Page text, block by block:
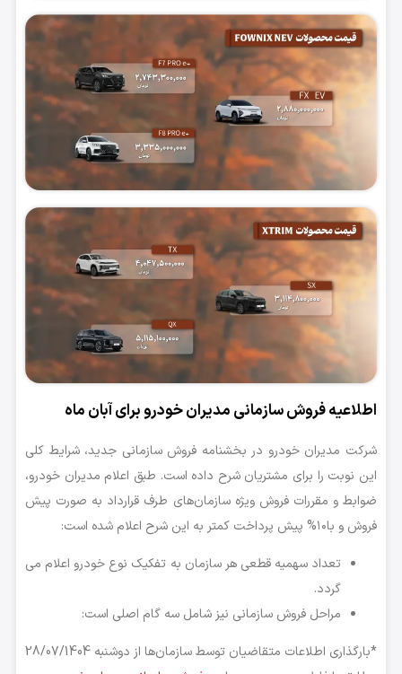
اطلاعیه فروش سازمانی مدیران خودرو برای آبان ماه
شرکت مدیران خودرو در بخشنامه فروش سازمانی جدید، شرایط کلی
این نوبت را برای مشتریان شرح داده است. طبق اعلام مدیران خودرو،
ضوابط و مقررات فروش ویژه سازمان‌های طرف قرارداد به صورت پیش
فروش و با۱۰% پیش پرداخت کمتر به این شرح اعلام شده است:
تعداد سهمیه قطعی هر سازمان به تفکیک نوع خودرو اعلام می
گردد.
مراحل فروش سازمانی نیز شامل سه گام اصلی است:
*بارگذاری اطلاعات متقاضیان توسط سازمان‌ها از دوشنبه 28/07/1404